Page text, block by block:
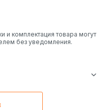
и комплектация товара могут
без уведомления.